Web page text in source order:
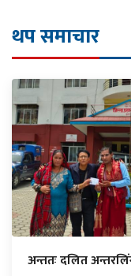
थप समाचार
अन्ततः दलित